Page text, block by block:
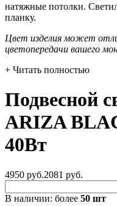
натяжные потолки.
планку.
Цвет изделия может
цветопередачи вашего
+ Читать полностью
Подвесной
ARIZA
40Вт
4950 руб.2081 руб.
В наличии: более 50 шт